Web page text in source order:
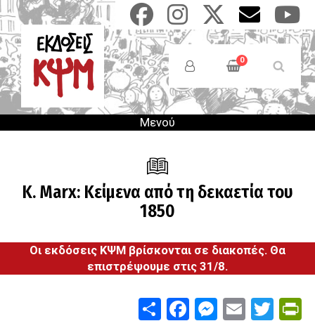
Παράκαμψη
προς
το
κυρίως
περιεχόμενο
Users
Menu
0
Μενού
K. Marx: Κείμενα από τη δεκαετία του
1850
Οι εκδόσεις ΚΨΜ βρίσκονται σε διακοπές. Θα
επιστρέψουμε στις 31/8.
ShareFacebook
Email